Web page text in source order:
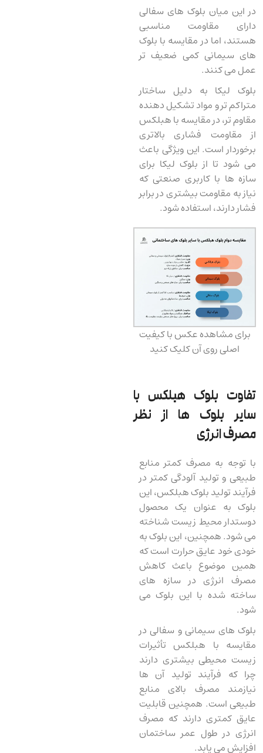
در این میان بلوک ‌های سفالی
دارای مقاومت مناسبی
هستند، اما در مقایسه با بلوک
‌های سیمانی کمی ضعیف ‌تر
عمل می کنند.
بلوک لیکا به دلیل ساختار
متراکم‌ تر و مواد تشکیل ‌دهنده
مقاوم ‌تر، در مقایسه با هبلکس
از مقاومت فشاری بالاتری
برخوردار است. این ویژگی باعث
می‌ شود تا از بلوک لیکا برای
سازه ها با کاربری صنعتی که
نیاز به مقاومت بیشتری در برابر
فشار دارند، استفاده شود.
برای مشاهده عکس با کیفیت
اصلی روی آن کلیک کنید
تفاوت بلوک هبلکس با
سایر بلوک ها از نظر
مصرف انرژی
با توجه به مصرف کمتر منابع
طبیعی و تولید آلودگی کمتر در
فرآیند تولید بلوک هبلکس، این
بلوک به عنوان یک محصول
دوستدار محیط زیست شناخته
می ‌شود. همچنین، این بلوک به
خودی خود عایق حرارت است که
همین موضوع باعث کاهش
مصرف انرژی در سازه های
ساخته شده با این بلوک‌ می
شود.
بلوک های سیمانی و سفالی در
مقایسه با هبلکس تأثیرات
زیست‌ محیطی بیشتری دارند
چرا که فرآیند تولید آن‌ ها
نیازمند مصرف بالای منابع
طبیعی است. همچنین قابلیت
عایق کمتری دارند که مصرف
انرژی در طول عمر ساختمان
افزایش می یابد.